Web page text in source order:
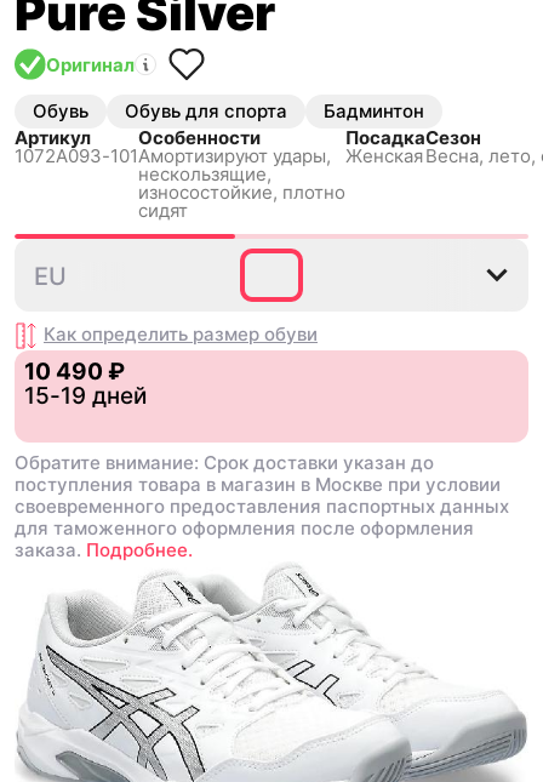
Pure Silver
Оригинал
Обувь Обувь для спорта
Бадминтон
Артикул
1072A093-101
Особенности
Амортизируют удары,
нескользящиe,
износостойкие, плотно
сидят
Посадка
Женская
Сезон
Весна, лето,
38
EU
Как определить размер обуви
10 490 ₽
15-19 дней
Обратите внимание: Срок доставки указан до
поступления товара в магазин в Москве при условии
своевременного предоставления паспортных данных
для таможенного оформления после оформления
заказа. Подробнее.